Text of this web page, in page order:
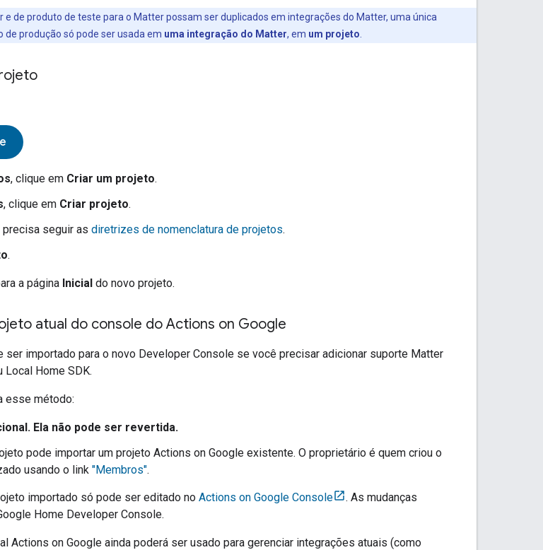
e de produto de teste para o Matterpossam ser duplicados em integrações do Matter, uma única
de produção só pode ser usada em uma integração do Matter, em um projeto
, clique em Criar um projeto.
, clique em Criar projeto.
precisa seguir as diretrizes de nomenclatura de projetos.
.
a página Inicial do novo projeto.
atual do console do Actions on Google
ser importado para o novo Developer Console se você precisar adicionar suporte Matter
Local Home SDK.
esse método:
Ela não pode ser revertida.
pode importar um projeto Actions on Google existente. O proprietário é quem criou o
usando o link "Membros".
importado só pode ser editado no Actions on Google Console
. As mudanças
Home Developer Console.
Actions on Google ainda poderá ser usado para gerenciar integrações atuais (como